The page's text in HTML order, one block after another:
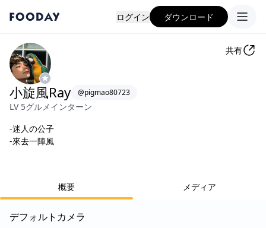
ログイン ダウンロード
共有
小旋風Ray @pigmao80723
LV 5グルメインターン
-迷人の公子
-來去一陣風
概要 メディア
デフォルトカメラ